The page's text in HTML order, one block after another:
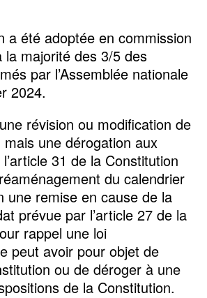
a été adoptée en commission
la majorité des 3/5 des
par l’Assemblée nationale
2024.
révision ou modification de
une dérogation aux
31 de la Constitution
du calendrier
une remise en cause de la
prévue par l’article 27 de la
rappel une loi
peut avoir pour objet de
ou de déroger à une
de la Constitution.